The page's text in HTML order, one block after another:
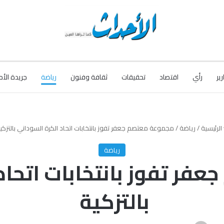
رأي اقتصاد تحقيقات ثقافة وفنون رياضة جريدة
الرئيسية/رياضة/مجموعة معتصم جعفر تفوز بانتخابات اتحاد الكرة السوداني
رياضة
تفوز بانتخابات
بالتزكية